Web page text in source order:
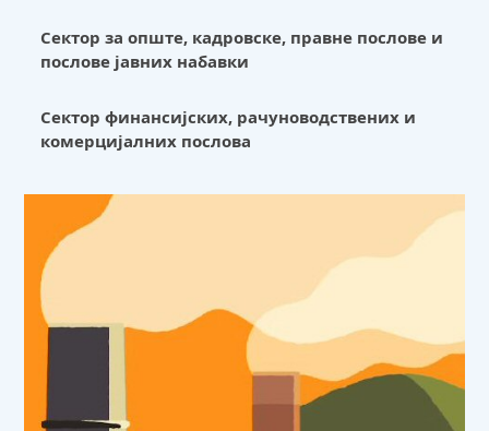
Сектор за опште, кадровске, правне послове и
послове јавних набавки
Сектор финансијских, рачуноводствених и
комерцијалних послова